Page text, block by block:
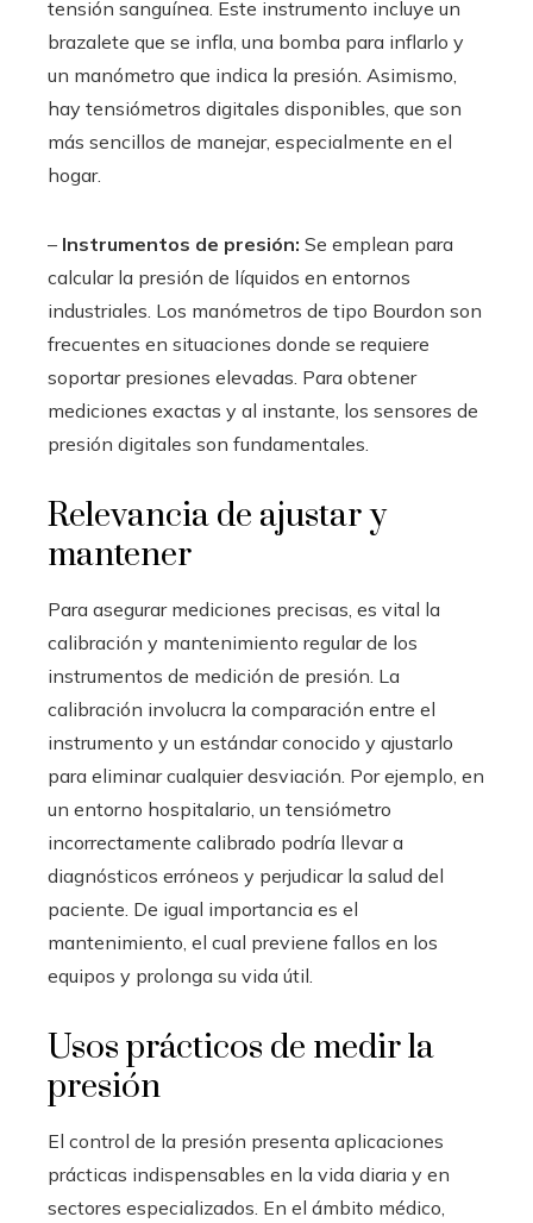
tensión sanguínea. Este instrumento incluye un
brazalete que se infla, una bomba para inflarlo y
un manómetro que indica la presión. Asimismo,
hay tensiómetros digitales disponibles, que son
más sencillos de manejar, especialmente en el
hogar.
– Instrumentos de presión: Se emplean para
calcular la presión de líquidos en entornos
industriales. Los manómetros de tipo Bourdon son
frecuentes en situaciones donde se requiere
soportar presiones elevadas. Para obtener
mediciones exactas y al instante, los sensores de
presión digitales son fundamentales.
Relevancia de ajustar y
mantener
Para asegurar mediciones precisas, es vital la
calibración y mantenimiento regular de los
instrumentos de medición de presión. La
calibración involucra la comparación entre el
instrumento y un estándar conocido y ajustarlo
para eliminar cualquier desviación. Por ejemplo, en
un entorno hospitalario, un tensiómetro
incorrectamente calibrado podría llevar a
diagnósticos erróneos y perjudicar la salud del
paciente. De igual importancia es el
mantenimiento, el cual previene fallos en los
equipos y prolonga su vida útil.
Usos prácticos de medir la
presión
El control de la presión presenta aplicaciones
prácticas indispensables en la vida diaria y en
sectores especializados. En el ámbito médico,